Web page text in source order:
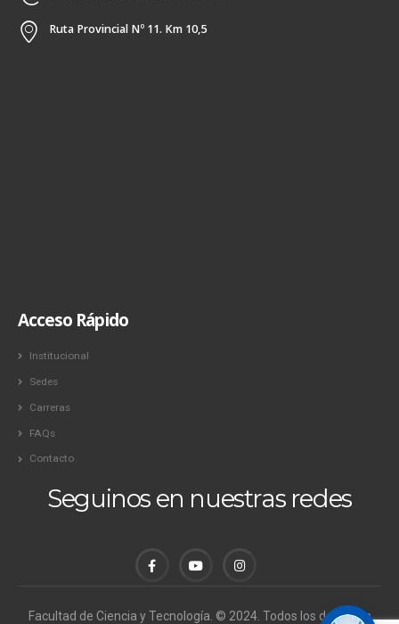
Ruta Provincial Nº 11. Km 10,5
Acceso Rápido
Institucional
Sedes
Carreras
FAQs
Contacto
Seguinos en nuestras redes
Facultad de Ciencia y Tecnología. © 2024. Todos los derechos